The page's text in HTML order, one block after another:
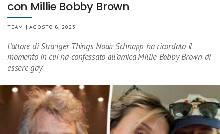
con Millie Bobby Brown
TEAM | AGOSTO 8, 2023
L’attore di Stranger Things Noah Schnapp ha ricordato il
momento in cui ha confessato all’amica Millie Bobby Brown di
essere gay